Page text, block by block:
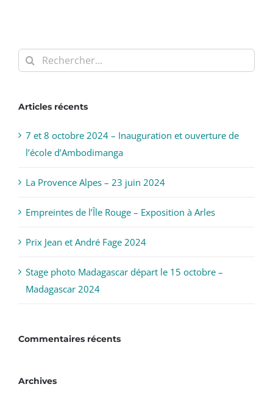
Rechercher:
Articles récents
7 et 8 octobre 2024 – Inauguration et ouverture de
l’école d’Ambodimanga
La Provence Alpes – 23 juin 2024
Empreintes de l’Île Rouge – Exposition à Arles
Prix Jean et André Fage 2024
Stage photo Madagascar départ le 15 octobre –
Madagascar 2024
Commentaires récents
Archives